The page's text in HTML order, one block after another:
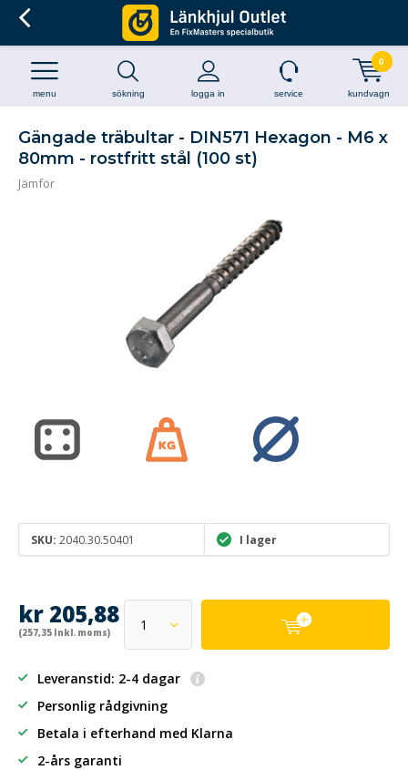
sökning logga in
menu service kundvagn
0
Gängade träbultar - DIN571 Hexagon - M6 x
80mm - rostfritt stål (100 st)
Jämför
SKU: 2040.30.50401 I lager
kr 205,88
(257,35 Inkl. moms)
Leveranstid: 2-4 dagar
Personlig rådgivning
Betala i efterhand med Klarna
2-års garanti